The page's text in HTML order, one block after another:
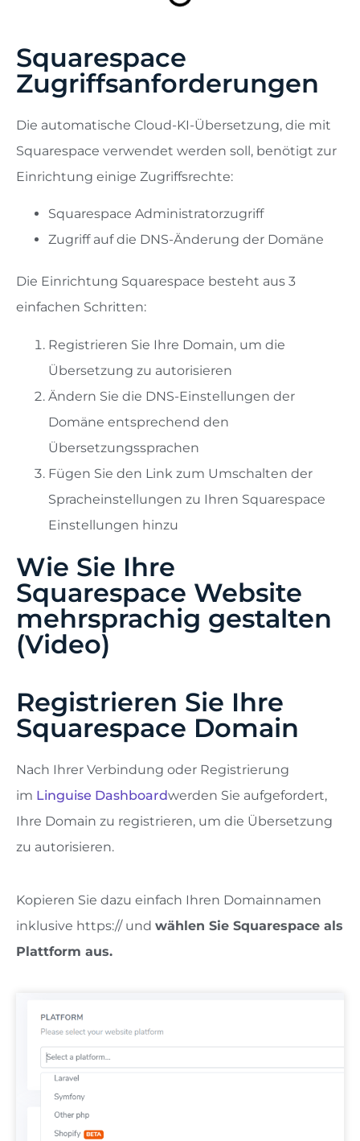
Squarespace
Zugriffsanforderungen
Die automatische Cloud-KI-Übersetzung, die mit
Squarespace verwendet werden soll, benötigt zur
Einrichtung einige Zugriffsrechte:
Squarespace Administratorzugriff
Zugriff auf die DNS-Änderung der Domäne
Die Einrichtung Squarespace besteht aus 3
einfachen Schritten:
Registrieren Sie Ihre Domain, um die
Übersetzung zu autorisieren
Ändern Sie die DNS-Einstellungen der
Domäne entsprechend den
Übersetzungssprachen
Fügen Sie den Link zum Umschalten der
Spracheinstellungen zu Ihren Squarespace
Einstellungen hinzu
Wie Sie Ihre
Squarespace Website
mehrsprachig gestalten
(Video)
Registrieren Sie Ihre
Squarespace Domain
Nach Ihrer Verbindung oder Registrierung
im Linguise Dashboardwerden Sie aufgefordert,
Ihre Domain zu registrieren, um die Übersetzung
zu autorisieren.
Kopieren Sie dazu einfach Ihren Domainnamen
inklusive https:// und wählen Sie Squarespace als
Plattform aus.